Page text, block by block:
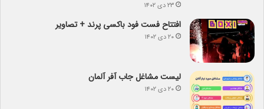
۲۳ دی ۱۴۰۲
افتتاح فست فود باکسی پرند + تصاویر
۲۰ دی ۱۴۰۲
لیست مشاغل جاب آفر آلمان
۲۰ دی ۱۴۰۲